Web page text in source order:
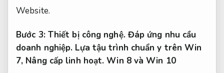
Website.
Bước 3: Thiết bị công nghệ. Đáp ứng nhu cầu
doanh nghiệp. Lựa tậu trình chuẩn y trên Win
7, Nâng cấp linh hoạt. Win 8 và Win 10